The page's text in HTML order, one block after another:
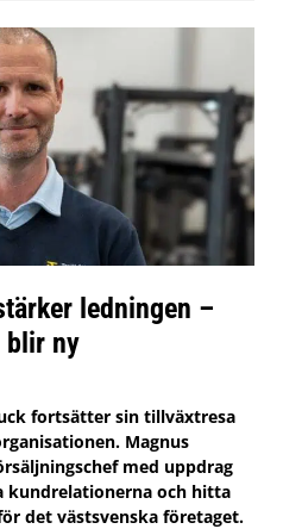
ledningen –
blir ny
fortsätter sin tillväxtresa
Magnus
med uppdrag
kundrelationerna och hitta
det västsvenska företaget.